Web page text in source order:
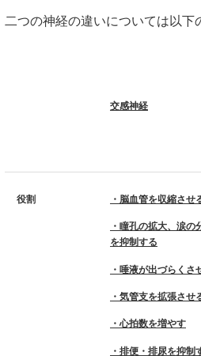
二つの神経の違いについては以下
交感神経
役割 ・脳血管を収縮させ
・瞳孔の拡大、涙の
を抑制する
・唾液が出づらくさ
・気管支を拡張させ
・心拍数を増やす
・排便・排尿を抑制